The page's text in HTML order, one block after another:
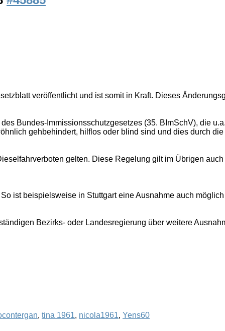
veröffentlicht und ist somit in Kraft. Dieses
Bundes-Immissionsschutzgesetzes (35. BImSchV), die
gehbehindert, hilflos oder blind sind und dies durch
gelten. Diese Regelung gilt im Übrigen
ist beispielsweise in Stuttgart eine Ausnahme auch
Bezirks- oder Landesregierung über weitere
, tina 1961, nicola1961, Yens60